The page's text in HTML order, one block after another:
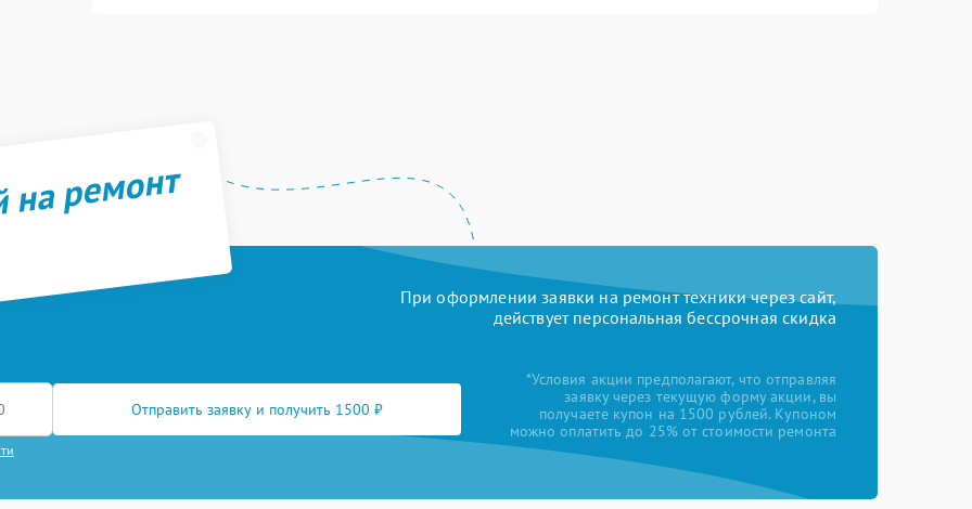
ремонт
При оформлении заявки на ремонт техники через сайт,
действует персональная бессрочная скидка
Отправить заявку и получить 1500 ₽
*Условия акции предполагают, что отправляя
заявку через текущую форму акции, вы
получаете купон на 1500 рублей. Купоном
можно оплатить до 25% от стоимости ремонта